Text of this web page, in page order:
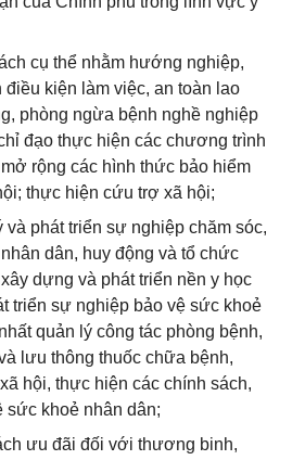
cụ thể nhằm hướng nghiệp,
điều kiện làm việc, an toàn lao
phòng ngừa bệnh nghề nghiệp
đạo thực hiện các chương trình
rộng các hình thức bảo hiểm
thực hiện cứu trợ xã hội;
và phát triển sự nghiệp chăm sóc,
dân, huy động và tổ chức
dựng và phát triển nền y học
triển sự nghiệp bảo vệ sức khoẻ
quản lý công tác phòng bệnh,
lưu thông thuốc chữa bệnh,
hội, thực hiện các chính sách,
sức khoẻ nhân dân;
ưu đãi đối với thương binh,